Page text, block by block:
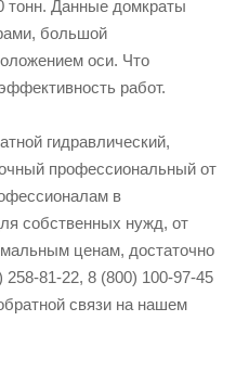
тонн. Данные домкраты
большой
оси. Что
работ.
гидравлический,
профессиональный от
в
собственных нужд, от
ценам, достаточно
81-22, 8 (800) 100-97-45
связи на нашем